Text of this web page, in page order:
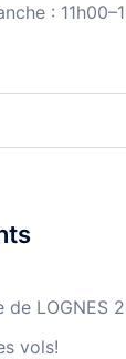
:
de LOGNES
vols!